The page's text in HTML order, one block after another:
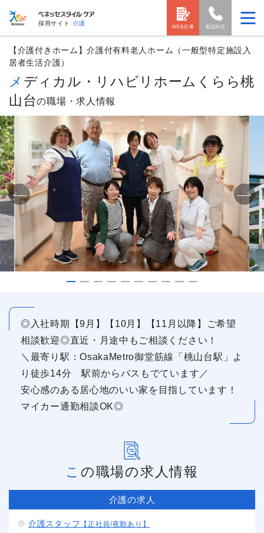
採用サイト 介護
電話対応
WEB応募
【介護付きホーム】介護付有料老人ホーム（一般型特定施設入
居者生活介護）
メディカル・リハビリホームくらら桃
山台の職場・求人情報
◎入社時期【9月】【10月】【11月以降】ご希望
相談歓迎◎直近・月途中もご相談ください！
＼最寄り駅：OsakaMetro御堂筋線「桃山台駅」よ
り徒歩14分 駅前からバスもでています／
安心感のある居心地のいい家を目指しています！
マイカー通勤相談OK◎
この職場の求人情報
介護の求人
介護スタッフ 【正社員/夜勤あり】